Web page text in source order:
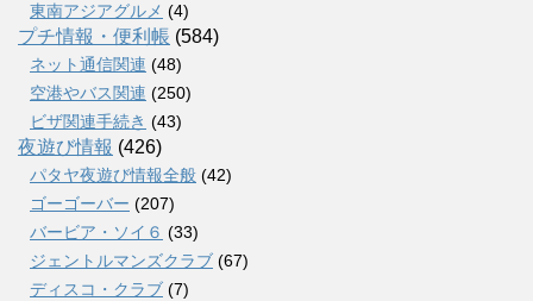
東南アジアグルメ (4)
プチ情報・便利帳 (584)
ネット通信関連 (48)
空港やバス関連 (250)
ビザ関連手続き (43)
夜遊び情報 (426)
パタヤ夜遊び情報全般 (42)
ゴーゴーバー (207)
バービア・ソイ６ (33)
ジェントルマンズクラブ (67)
ディスコ・クラブ (7)